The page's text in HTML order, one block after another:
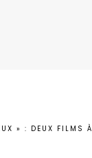
» : DEUX FILMS À